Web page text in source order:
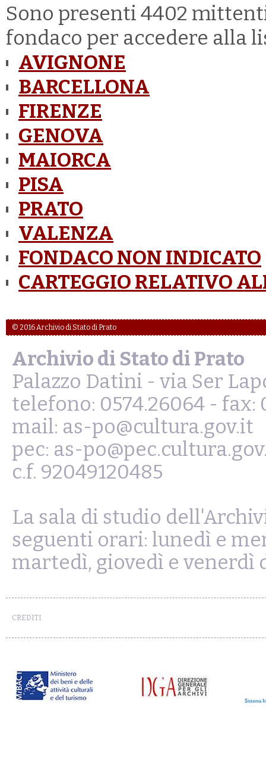
Sono presenti 4402
fondaco per accedere alla
AVIGNONE
BARCELLONA
FIRENZE
GENOVA
MAIORCA
PISA
PRATO
VALENZA
FONDACO NON INDICATO
CARTEGGIO RELATIVO
© 2016 Archivio di Stato di Prato
Archivio di Stato di Prato
Palazzo Datini - via Ser
telefono: 0574.26064 - fax:
mail: as-po@cultura.gov.it
pec: as-
c.f. 92049120485
La sala di studio
seguenti orari: lunedì e
martedì, giovedì e venerdì
CREDITI